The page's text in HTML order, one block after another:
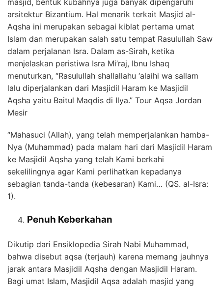
masjid, bentuk kubahnya juga banyak dipengaruhi
arsitektur Bizantium. Hal menarik terkait Masjid al-
Aqsha ini merupakan sebagai kiblat pertama umat
Islam dan merupakan salah satu tempat Rasulullah Saw
dalam perjalanan Isra. Dalam as-Sirah, ketika
menjelaskan peristiwa Isra Mi’raj, Ibnu Ishaq
menuturkan, “Rasulullah shallallahu ‘alaihi wa sallam
lalu diperjalankan dari Masjidil Haram ke Masjidil
Aqsha yaitu Baitul Maqdis di Ilya.” Tour Aqsa Jordan
Mesir
“Mahasuci (Allah), yang telah memperjalankan hamba-
Nya (Muhammad) pada malam hari dari Masjidil Haram
ke Masjidil Aqsha yang telah Kami berkahi
sekelilingnya agar Kami perlihatkan kepadanya
sebagian tanda-tanda (kebesaran) Kami… (QS. al-Isra:
1).
Penuh Keberkahan
Dikutip dari Ensiklopedia Sirah Nabi Muhammad,
bahwa disebut aqsa (terjauh) karena memang jauhnya
jarak antara Masjidil Aqsha dengan Masjidil Haram.
Bagi umat Islam, Masjidil Aqsa adalah masjid yang